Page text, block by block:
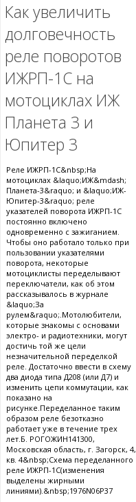
Как увеличить
долговечность
реле поворотов
ИЖРП-1С на
мотоциклах ИЖ
Планета 3 и
Юпитер 3
Реле ИЖРП-1С&nbsp;На
мотоциклах &laquo;ИЖ&mdash;
Планета-3&raquo; и &laquo;ИЖ-
Юпитер-3&raquo; реле
указателей поворота ИЖРП-1С
постоянно включено
одновременно с зажиганием.
Чтобы оно работало только при
пользовании указателями
поворота, некоторые
мотоциклисты переделывают
переключатели, как об этом
рассказывалось в журнале
&laquo;За
рулем&raquo;.Мотолюбители,
которые знакомы с основами
электро- и радиотехники, могут
достичь той же цели
незначительной переделкой
реле. Достаточно ввести в схему
два диода типа Д208 (или Д7) и
изменить цепи коммутации, как
показано на
рисунке.Переделанное таким
образом реле безотказно
работает уже в течение трех
лет.Б. РОГОЖИН141300,
Московская область, г. Загорск, 4,
кв. 4&nbsp;Схема переделанного
реле ИЖРП-1С(изменения
выделены жирными
линиями).&nbsp;1976N06P37